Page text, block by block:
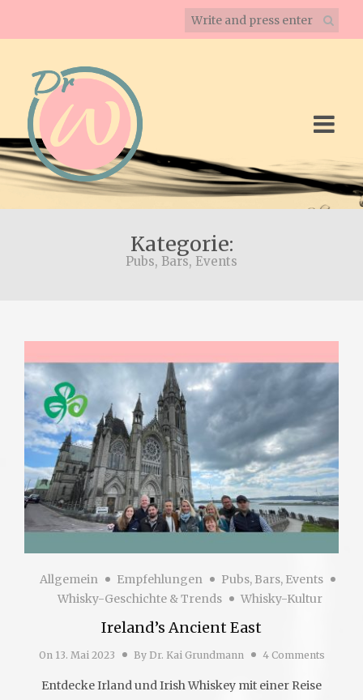
Kategorie:
Pubs, Bars, Events
Allgemein Empfehlungen
Pubs, Bars, Events
Whisky-Geschichte & Trends
Whisky-Kultur
Ireland’s Ancient East
On 13. Mai 2023 By Dr. Kai Grundmann 4 Comments
Entdecke Irland und Irish Whiskey mit einer Reise